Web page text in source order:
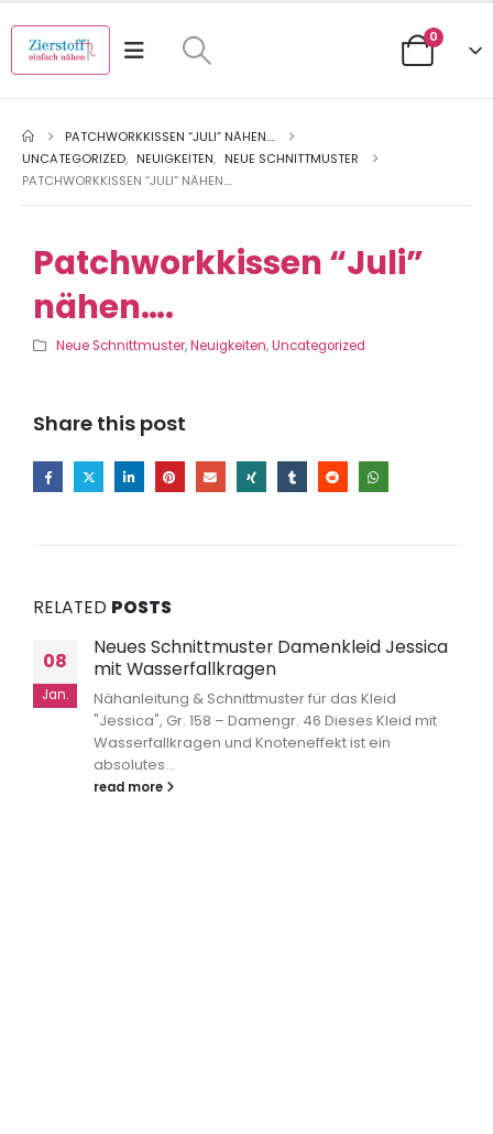
0
PATCHWORKKISSEN “JULI” NÄHEN….
UNCATEGORIZED, NEUIGKEITEN, NEUE SCHNITTMUSTER
PATCHWORKKISSEN “JULI” NÄHEN….
Patchworkkissen “Juli”
nähen….
Neue Schnittmuster,Neuigkeiten,Uncategorized
Share this post
RELATED POSTS
08
Jan.
Neues Schnittmuster Damenkleid Jessica
mit Wasserfallkragen
Nähanleitung & Schnittmuster für das Kleid
"Jessica", Gr. 158 – Damengr. 46 Dieses Kleid mit
Wasserfallkragen und Knoteneffekt ist ein
absolutes...
read more